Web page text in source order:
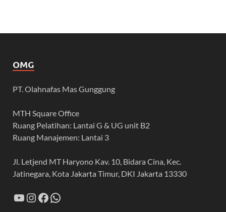
OMG
PT. Olahnafas Mas Gunggung
MTH Square Office
Ruang Pelatihan: Lantai G & UG unit B2
Ruang Manajemen: Lantai 3
Jl. Letjend MT Haryono Kav. 10, Bidara Cina, Kec.
Jatinegara, Kota Jakarta Timur, DKI Jakarta 13330